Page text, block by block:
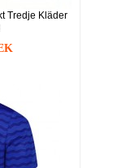
Tredje Kläder